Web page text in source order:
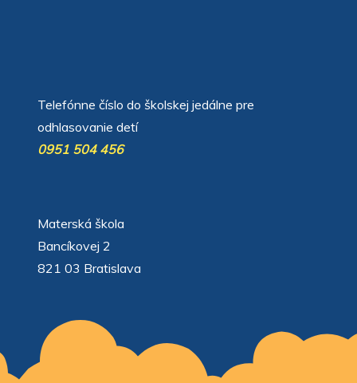
Telefónne číslo do školskej jedálne pre
odhlasovanie detí
0951 504 456
Materská škola
Bancíkovej 2
821 03 Bratislava